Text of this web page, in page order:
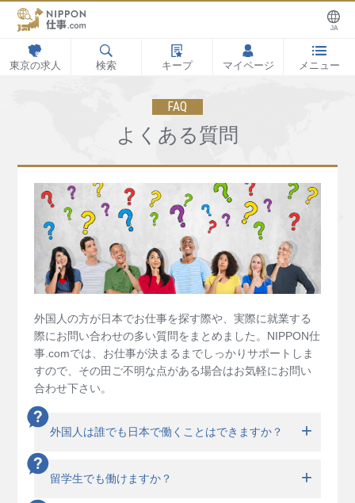
東京の求人 検索 キープ マイページ メニュー
JA
FAQ
よくある質問
外国人の方が日本でお仕事を探す際や、実際に就業する
際にお問い合わせの多い質問をまとめました。NIPPON仕
事.comでは、お仕事が決まるまでしっかりサポートしま
すので、その田ご不明な点がある場合はお気軽にお問い
合わせ下さい。
外国人は誰でも日本で働くことはできますか？
留学生でも働けますか？